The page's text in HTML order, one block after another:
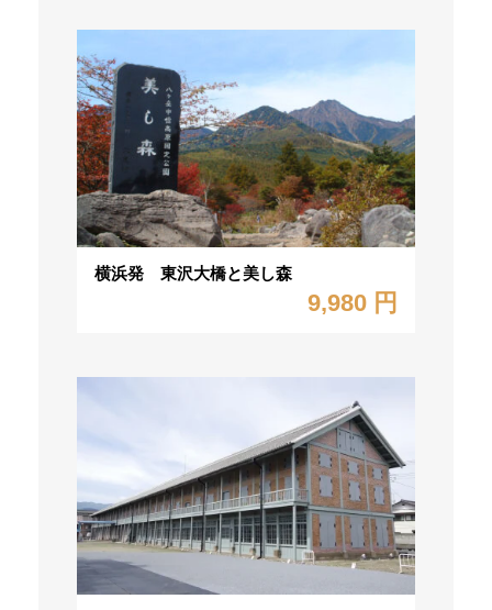
横浜発 東沢大橋と美し森
9,980 円